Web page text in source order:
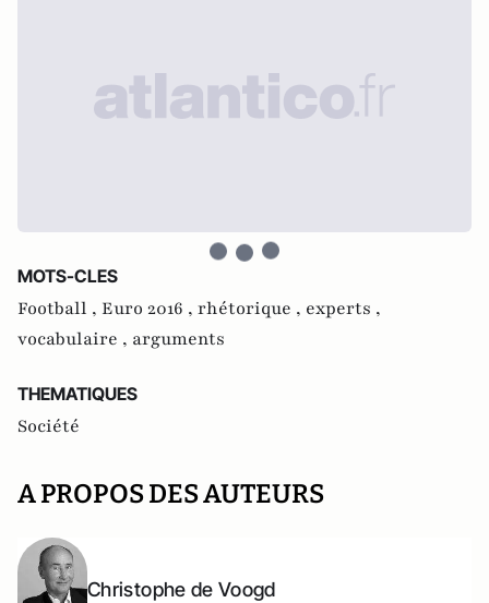
MOTS-CLES
Football , Euro 2016 , rhétorique , experts ,
vocabulaire , arguments
THEMATIQUES
Société
A PROPOS DES AUTEURS
Christophe de Voogd